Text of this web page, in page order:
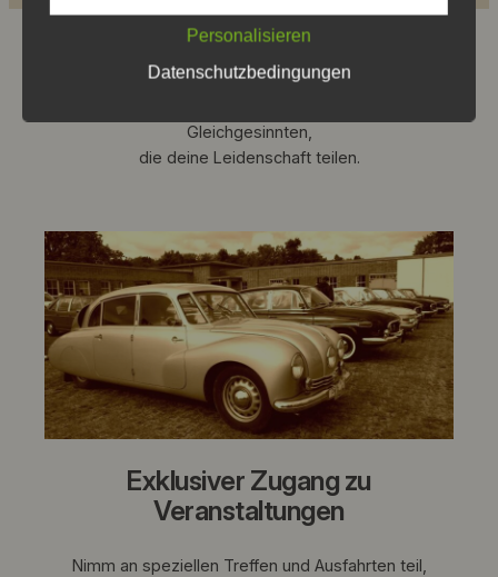
Fördere als Mitglied die Bekanntheit und den Erhalt
Gleichgesinnten,
die deine Leidenschaft teilen.
Exklusiver Zugang zu
Veranstaltungen
Nimm an speziellen Treffen und Ausfahrten teil,
Personalisieren
Datenschutzbedingungen